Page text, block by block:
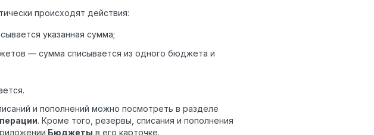
происходят действия:
указанная сумма;
— сумма списывается из одного бюджета и
и пополнений можно посмотреть в разделе
. Кроме того, резервы, списания и пополнения
Бюджеты в его карточке.